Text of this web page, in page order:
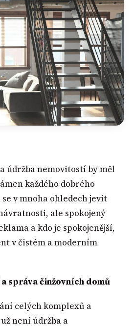
údržba nemovitostí by měl
každého dobrého
v mnoha ohledech jevit
ale spokojený
a kdo je spokojenější,
v čistém a moderním
správa činžovních domů
celých komplexů a
není údržba a